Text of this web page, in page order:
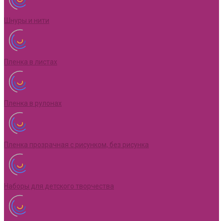
Шнуры и нити
Пленка в листах
Пленка в рулонах
Пленка прозрачная с рисунком, без рисунка
Наборы для детского творчества